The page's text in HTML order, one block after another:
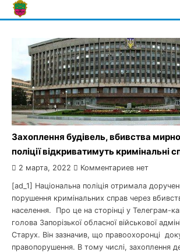
Skip
to
Захоплення будівель, вбивства
поліції відкриватимуть кримінальні
2 марта, 2022 Комментариев нет
[ad_1] Національна поліція отримала
порушення кримінальних справ через
населення. Про це на сторінці у Телеграм-
голова Запорізької обласної військової
Старух. Він зазначив, що правоохоронці
правопорушення. В тому числі, захоплення